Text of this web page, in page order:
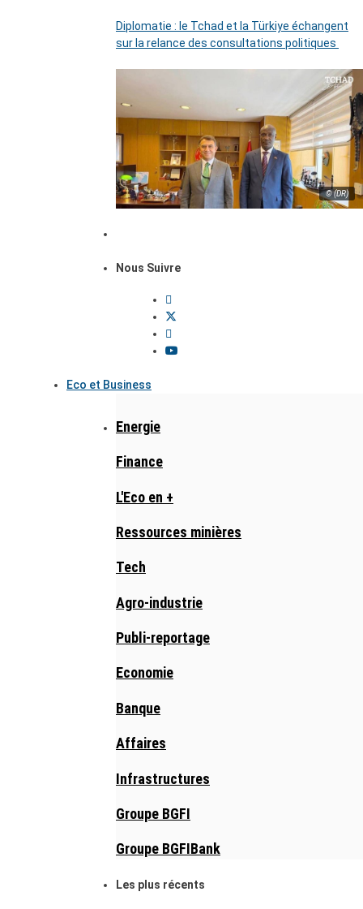
Diplomatie : le Tchad et la Türkiye échangent
sur la relance des consultations politiques
© (DR)
Nous Suivre
Eco et Business
Energie
Finance
L'Eco en +
Ressources minières
Tech
Agro-industrie
Publi-reportage
Economie
Banque
Affaires
Infrastructures
Groupe BGFI
Groupe BGFIBank
Les plus récents